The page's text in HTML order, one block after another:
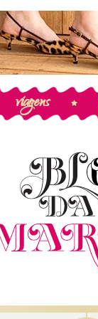
viagens